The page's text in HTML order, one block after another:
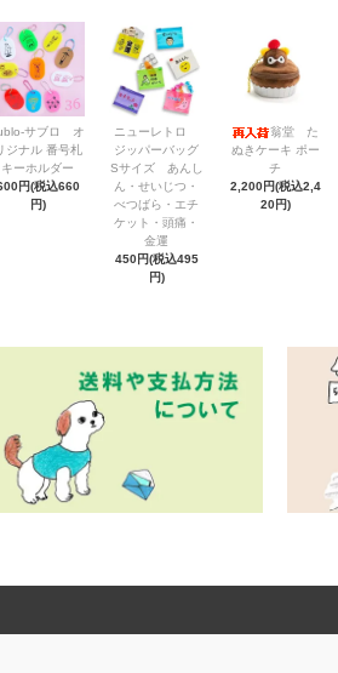
サブロ オ
ジナル 番号札
キーホルダー
円(税込660
円)
ニューレトロ
ジッパーバッグ
Sサイズ あんし
ん・せいじつ・
べつばら・エチ
ケット・頭痛・
金運
450円(税込495
円)
翁堂 た
ぬきケーキ ポー
チ
2,200円(税込2,4
20円)